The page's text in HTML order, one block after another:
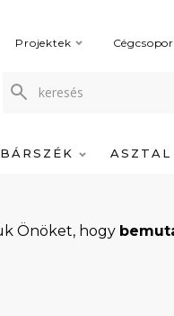
Projektek
BÁRSZÉK ASZTAL
Önöket, hogy